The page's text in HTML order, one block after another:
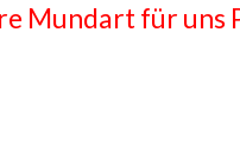
Mundart für uns